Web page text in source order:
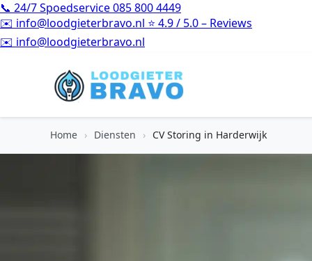
📞 24/7 Spoedservice085 800 4449
✉️ info@loodgieterbravo.nl ⭐ 4.9 / 5.0 – Reviews
⭐4.9 / 5.0 – Reviews
Home › Diensten › CV Storing in Harderwijk